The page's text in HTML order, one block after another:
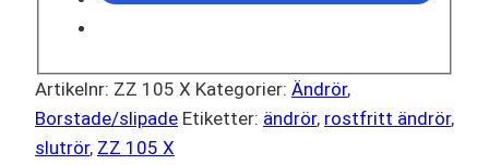
Artikelnr: ZZ 105 X Kategorier: Ändrör,
Borstade/slipade Etiketter: ändrör, rostfritt ändrör,
slutrör, ZZ 105 X